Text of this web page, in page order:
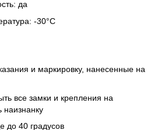
да
-30°C
и маркировку, нанесенные на
все замки и крепления на
наизнанку
до 40 градусов